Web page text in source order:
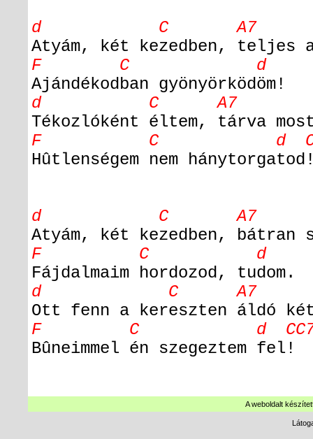
d C A7
Atyám, két kezedben, teljes
F C d
Ajándékodban gyönyörködöm!
d C A7
Tékozlóként éltem, tárva
F C d
Hûtlenségem nem
d C A7
Atyám, két kezedben,
F C d
Fájdalmaim hordozod, tudom.
d C A7
Ott fenn a kereszten áldó
F C d
Bûneimmel én szegeztem
A weboldalt